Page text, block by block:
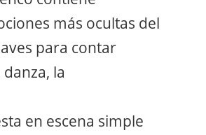
más ocultas del
para contar
la
en escena simple